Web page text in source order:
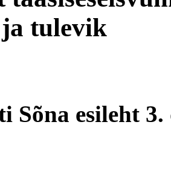
tulevik
Sõna esileht